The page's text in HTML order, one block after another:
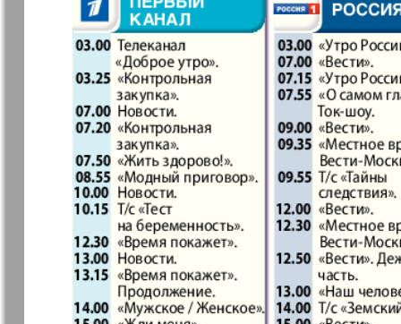
30
25
МК-Германия
планета мнений
МК-
Новые Земляки
Panorama-mir Партнер
Русский вояж